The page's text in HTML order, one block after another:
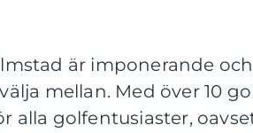
är imponerande
mellan. Med över 10
alla golfentusiaster,